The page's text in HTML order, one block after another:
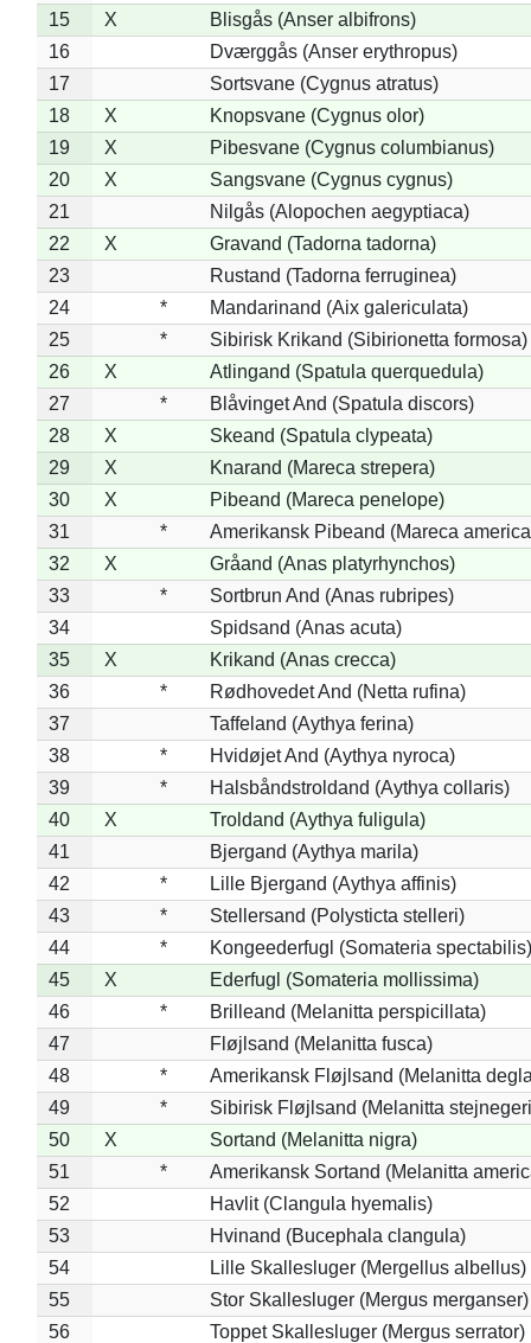
15
X
Blisgås (Anser albifrons)
16
Dværggås (Anser erythropus)
17
Sortsvane (Cygnus atratus)
18
X
Knopsvane (Cygnus olor)
19
X
Pibesvane (Cygnus columbianus)
20
X
Sangsvane (Cygnus cygnus)
21
Nilgås (Alopochen aegyptiaca)
22
X
Gravand (Tadorna tadorna)
23
Rustand (Tadorna ferruginea)
24
*
Mandarinand (Aix galericulata)
25
*
Sibirisk Krikand (Sibirionetta formosa)
26
X
Atlingand (Spatula querquedula)
27
*
Blåvinget And (Spatula discors)
28
X
Skeand (Spatula clypeata)
29
X
Knarand (Mareca strepera)
30
X
Pibeand (Mareca penelope)
31
*
Amerikansk Pibeand (Mareca
32
X
Gråand (Anas platyrhynchos)
33
*
Sortbrun And (Anas rubripes)
34
Spidsand (Anas acuta)
35
X
Krikand (Anas crecca)
36
*
Rødhovedet And (Netta rufina)
37
Taffeland (Aythya ferina)
38
*
Hvidøjet And (Aythya nyroca)
39
*
Halsbåndstroldand (Aythya collaris)
40
X
Troldand (Aythya fuligula)
41
Bjergand (Aythya marila)
42
*
Lille Bjergand (Aythya affinis)
43
*
Stellersand (Polysticta stelleri)
44
*
Kongeederfugl (Somateria spectabilis)
45
X
Ederfugl (Somateria mollissima)
46
*
Brilleand (Melanitta perspicillata)
47
Fløjlsand (Melanitta fusca)
48
*
Amerikansk Fløjlsand (Melanitta
49
*
Sibirisk Fløjlsand (Melanitta
50
X
Sortand (Melanitta nigra)
51
*
Amerikansk Sortand (Melanitta
52
Havlit (Clangula hyemalis)
53
Hvinand (Bucephala clangula)
54
Lille Skallesluger (Mergellus albellus)
55
Stor Skallesluger (Mergus merganser)
56
Toppet Skallesluger (Mergus serrator)